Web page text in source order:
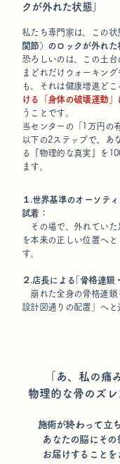
クが外れた状態｣
私たち専門家は、この状
関節）のロックが外れた
恐ろしいのは、この土台
まどれだけウォーキン
も、それは健康増進どこ
ける「身体の破壊運動」
うことです。
当センターの「1万円の
以下の2ステップで、あ
る『物理的な真実』を
ます。
１.世界基準のオーソテ
試着：
その場で、外れていた
を本来の正しい位置へ
す。
２.店長による｢骨格連鎖
崩れた全身の骨格連鎖
設計図通りの配置」へと
「あ、私の痛
物理的な骨のズレ
施術が終わって立
あなたの脳にそ
お届けすることを